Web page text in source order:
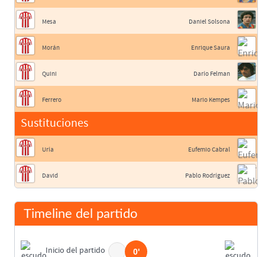
Mesa
Morán
Quini
Ferrero
Sustituciones
Uría
David
Daniel Solsona
Enrique Saura
Darío Felman
Mario Kempes
Eufemio Cabral
Pablo Rodríguez
Timeline del partido
Inicio del partido 0'